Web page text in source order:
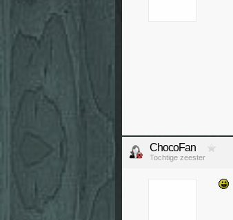
ChocoFan
Tochtige zeester